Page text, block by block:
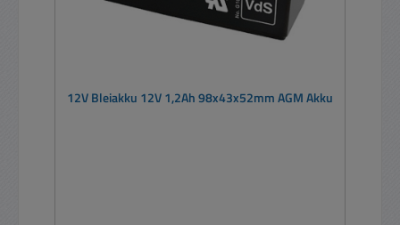
12V Bleiakku 12V 1,2Ah 98x43x52mm AGM Akku